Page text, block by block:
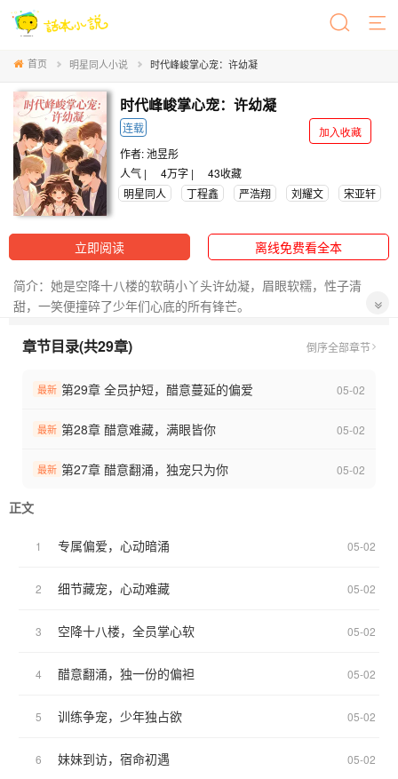
首页 明星同人小说 时代峰峻掌心宠：许幼凝
时代峰峻掌心宠：许幼凝
连载
加入收藏
作者:池昱彤
人气 |
4万字 | 43收藏
明星同人
丁程鑫 严浩翔 刘耀文 宋亚轩
立即阅读 离线免费看全本
简介：她是空降十八楼的软萌小丫头许幼凝，眉眼软糯，性子清
甜，一笑便撞碎了少年们心底的所有锋芒。
身为全公司捧在手心的团宠，她被少年们小心翼翼呵护，难过有人
悄藏好，有人会在她怯场时牢牢握住她的手，有人把所有温柔都只
里，只对她一人的专属心动与明目张胆的偏爱。
她是少年们共享的掌心宝，更是彼此心尖上，独一无二、不可替代
幼凝身上。
这是一场全员宠溺、双向奔赴的甜宠爱恋，少年们的温柔与执念，
章节目录(共29章) 倒序全部章节
最新 第29章 全员护短，醋意蔓延的偏爱 05-02
最新 第28章 醋意难藏，满眼皆你 05-02
最新 第27章 醋意翻涌，独宠只为你 05-02
正文
1 专属偏爱，心动暗涌 05-02
2 细节藏宠，心动难藏 05-02
3 空降十八楼，全员掌心软 05-02
4 醋意翻涌，独一份的偏袒 05-02
5 训练争宠，少年独占欲 05-02
6 妹妹到访，宿命初遇 05-02